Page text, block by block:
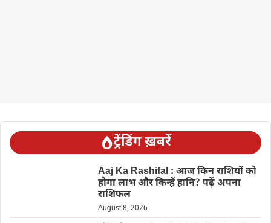
ट्रेंडिंग ख़बरें
Aaj Ka Rashifal : आज किन राशियों को
होगा लाभ और किन्हें हानि? पढ़ें अपना
राशिफल
August 8, 2026